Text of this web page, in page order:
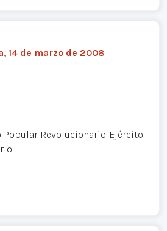
14 de marzo de 2008
Revolucionario-Ejército